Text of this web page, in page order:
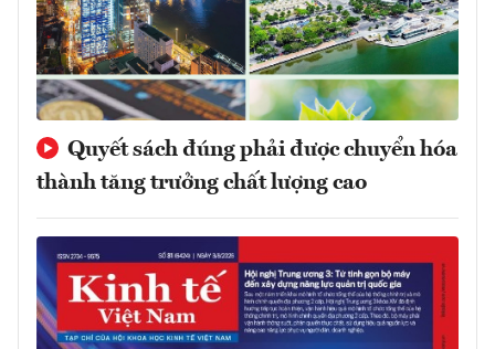
Quyết sách đúng phải được chuyển hóa
thành tăng trưởng chất lượng cao